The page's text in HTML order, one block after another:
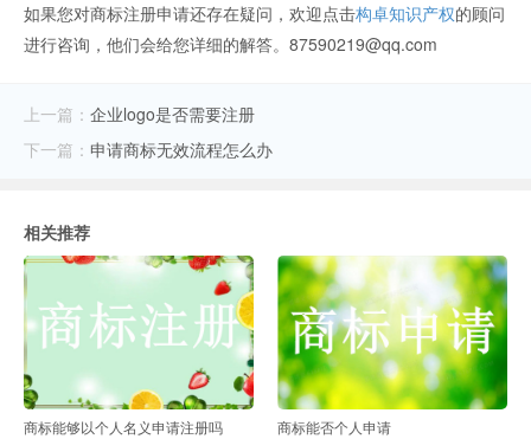
如果您对商标注册申请还存在疑问，欢迎点击构卓知识产权的顾问
进行咨询，他们会给您详细的解答。87590219@qq.com
上一篇： 企业logo是否需要注册
下一篇： 申请商标无效流程怎么办
相关推荐
商标能够以个人名义申请注册吗 商标能否个人申请